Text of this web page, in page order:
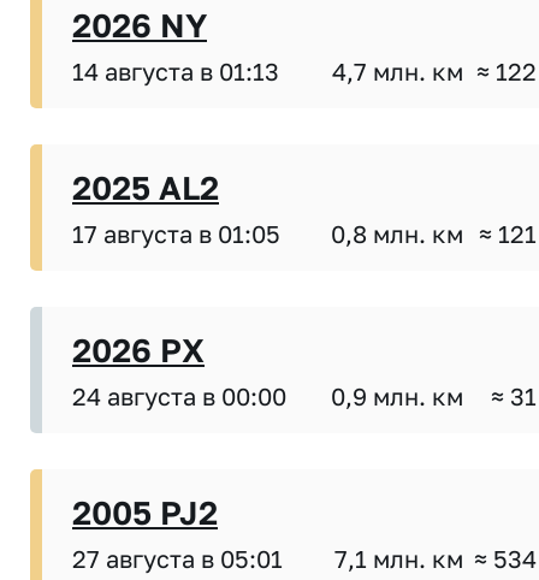
2026 NY
14 августа в 01:13 4,7 млн. км ≈
2025 AL2
17 августа в 01:05 0,8 млн. км ≈
2026 PX
24 августа в 00:00 0,9 млн. км ≈
2005 PJ2
27 августа в 05:01 7,1 млн. км ≈